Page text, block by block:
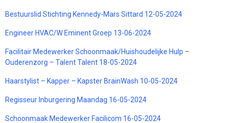
Bestuurslid Stichting Kennedy-Mars Sittard 12-05-2024
Engineer HVAC/W Eminent Groep 13-06-2024
Facilitair Medewerker Schoonmaak/Huishoudelijke Hulp –
Ouderenzorg – Talent Talent 18-05-2024
Haarstylist – Kapper – Kapster BrainWash 10-05-2024
Regisseur Inburgering Maandag 16-05-2024
Schoonmaak Medewerker Facilicom 16-05-2024